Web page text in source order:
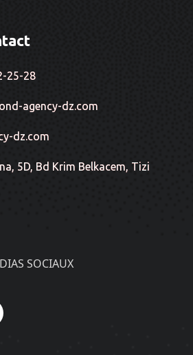
25-28
agency-dz.com
dz.com
5D, Bd Krim Belkacem, Tizi
SOCIAUX